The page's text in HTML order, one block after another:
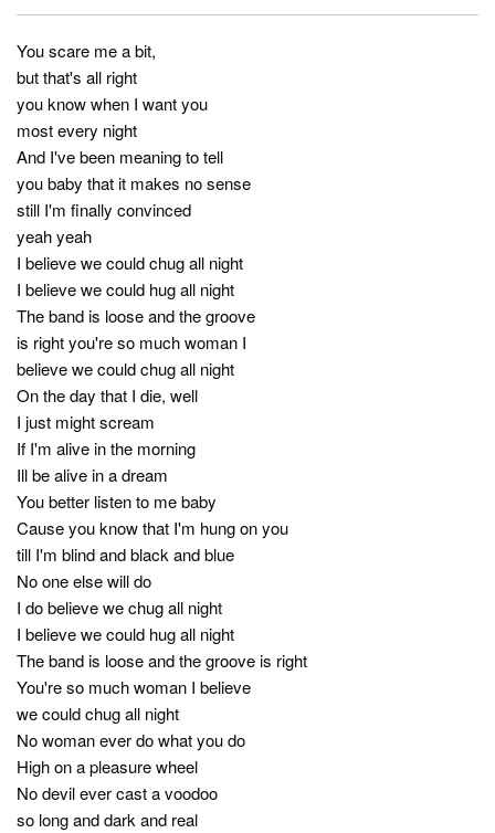
You scare me a bit,
but that's all right
you know when I want you
most every night
And I've been meaning to tell
you baby that it makes no sense
still I'm finally convinced
yeah yeah
I believe we could chug all night
I believe we could hug all night
The band is loose and the groove
is right you're so much woman I
believe we could chug all night
On the day that I die, well
I just might scream
If I'm alive in the morning
Ill be alive in a dream
You better listen to me baby
Cause you know that I'm hung on you
till I'm blind and black and blue
No one else will do
I do believe we chug all night
I believe we could hug all night
The band is loose and the groove is right
You're so much woman I believe
we could chug all night
No woman ever do what you do
High on a pleasure wheel
No devil ever cast a voodoo
so long and dark and real